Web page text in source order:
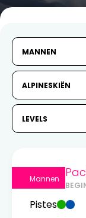
6
13 14
20 21
MANNEN
ALPINESKIËN
LEVELS
Mannen
Pistes